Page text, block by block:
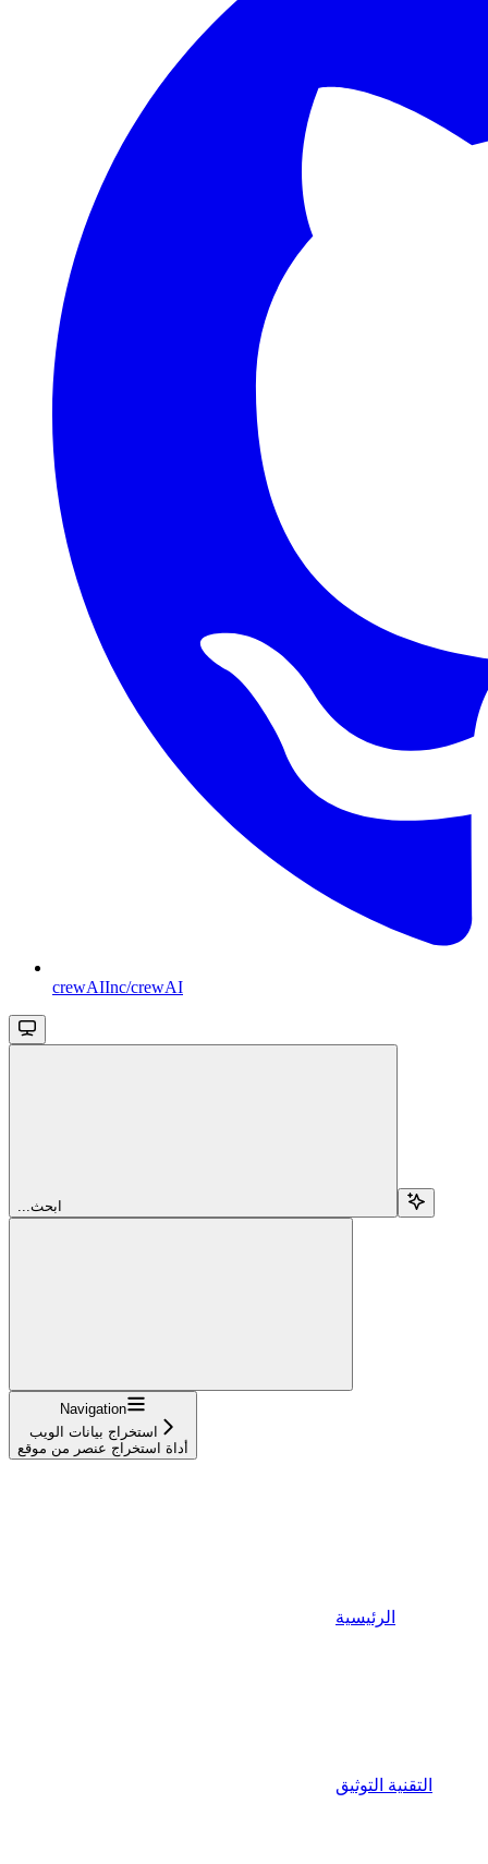
crewAIInc/crewAI
...ابحث
Navigation
استخراج بيانات الويب
أداة استخراج عنصر من موقع
الرئيسية
التقنية التوثيق